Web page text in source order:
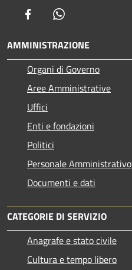
Facebook
AMMINISTRAZIONE
Organi di Governo
Aree Amministrative
Uffici
Enti e fondazioni
Politici
Personale Amministrativo
Documenti e dati
CATEGORIE DI SERVIZIO
Anagrafe e stato civile
Cultura e tempo libero